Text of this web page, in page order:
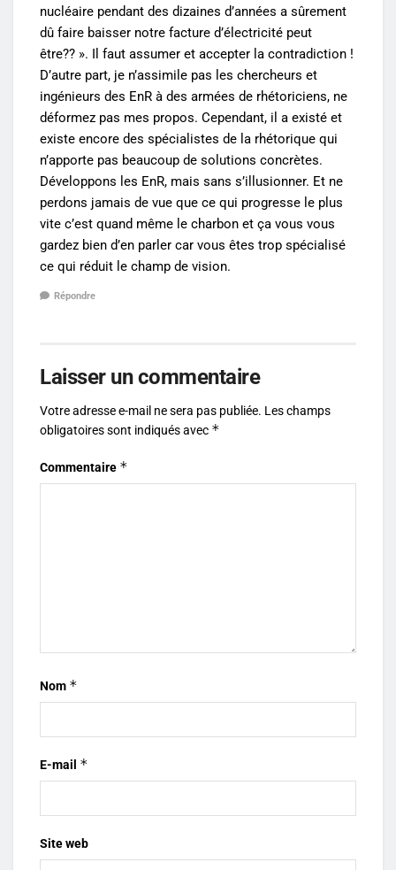
nucléaire pendant des dizaines d’années a sûrement
dû faire baisser notre facture d’électricité peut
être?? ». Il faut assumer et accepter la contradiction !
D’autre part, je n’assimile pas les chercheurs et
ingénieurs des EnR à des armées de rhétoriciens, ne
déformez pas mes propos. Cependant, il a existé et
existe encore des spécialistes de la rhétorique qui
n’apporte pas beaucoup de solutions concrètes.
Développons les EnR, mais sans s’illusionner. Et ne
perdons jamais de vue que ce qui progresse le plus
vite c’est quand même le charbon et ça vous vous
gardez bien d’en parler car vous êtes trop spécialisé
ce qui réduit le champ de vision.
Répondre
Laisser un commentaire
Votre adresse e-mail ne sera pas publiée. Les champs
obligatoires sont indiqués avec *
Commentaire *
Nom *
E-mail *
Site web